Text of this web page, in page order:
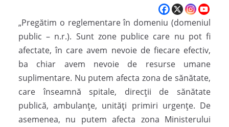
„Pregătim o reglementare în domeniu (domeniul
public – n.r.). Sunt zone publice care nu pot fi
afectate, în care avem nevoie de fiecare efectiv,
ba chiar avem nevoie de resurse umane
suplimentare. Nu putem afecta zona de sănătate,
care înseamnă spitale, direcţii de sănătate
publică, ambulanţe, unităţi primiri urgenţe. De
asemenea, nu putem afecta zona Ministerului